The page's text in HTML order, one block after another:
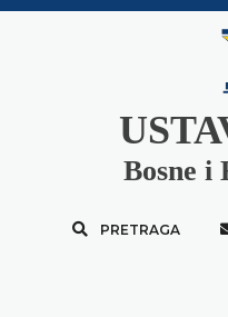
Bosne i
PRETRAGA